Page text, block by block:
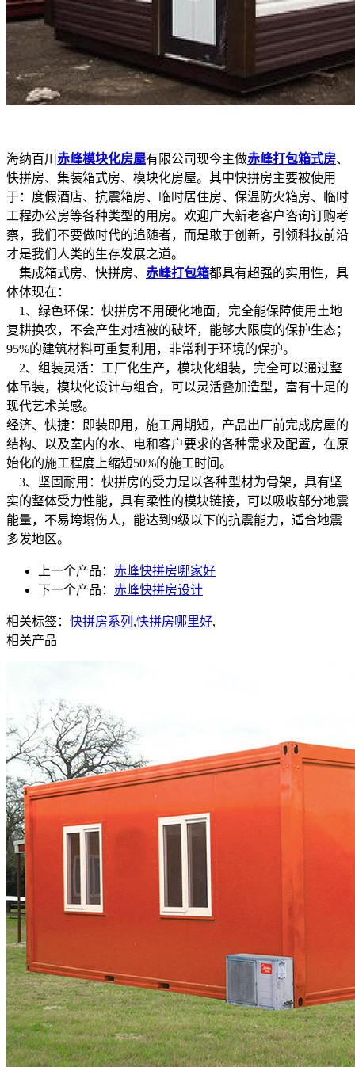
海纳百川 赤峰模块化房屋有限公司现今主做赤峰打包箱式房、
快拼房、集装箱式房、模块化房屋。其中快拼房主要被使用
于：度假酒店、抗震箱房、临时居住房、保温防火箱房、临时
工程办公房等各种类型的用房。欢迎广大新老客户咨询订购考
察，我们不要做时代的追随者，而是敢于创新，引领科技前沿
才是我们人类的生存发展之道。
集成箱式房、快拼房、 赤峰打包箱都具有超强的实用性，具
体体现在：
1、绿色环保：快拼房不用硬化地面，完全能保障使用土地
复耕换农，不会产生对植被的破坏，能够大限度的保护生态；
95%的建筑材料可重复利用，非常利于环境的保护。
2、组装灵活：工厂化生产，模块化组装，完全可以通过整
体吊装，模块化设计与组合，可以灵活叠加造型，富有十足的
现代艺术美感。
经济、快捷：即装即用，施工周期短，产品出厂前完成房屋的
结构、以及室内的水、电和客户要求的各种需求及配置，在原
始化的施工程度上缩短50%的施工时间。
3、坚固耐用：快拼房的受力是以各种型材为骨架，具有坚
实的整体受力性能，具有柔性的模块链接，可以吸收部分地震
能量，不易垮塌伤人，能达到9级以下的抗震能力，适合地震
多发地区。
上一个产品： 赤峰快拼房哪家好
下一个产品： 赤峰快拼房设计
相关标签： 快拼房系列 ,快拼房哪里好,
相关产品